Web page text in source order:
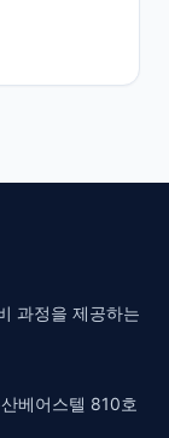
과정을 제공하는
베어스텔 810호